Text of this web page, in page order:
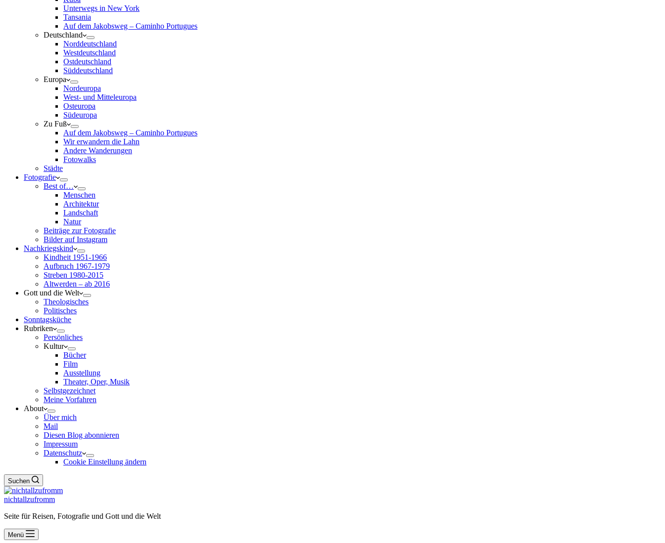
Unterwegs in New York
Tansania
Auf dem Jakobsweg – Caminho Portugues
Deutschland
Norddeutschland
Westdeutschland
Ostdeutschland
Süddeutschland
Europa
Nordeuropa
West- und Mitteleuropa
Osteuropa
Südeuropa
Zu Fuß
Auf dem Jakobsweg – Caminho Portugues
Wir erwandern die Lahn
Andere Wanderungen
Fotowalks
Städte
Fotografie
Best of…
Menschen
Architektur
Landschaft
Natur
Beiträge zur Fotografie
Bilder auf Instagram
Nachkriegskind
Kindheit 1951-1966
Aufbruch 1967-1979
Streben 1980-2015
Altwerden – ab 2016
Gott und die Welt
Theologisches
Politisches
Sonntagsküche
Rubriken
Persönliches
Kultur
Bücher
Film
Ausstellung
Theater, Oper, Musik
Selbstgezeichnet
Meine Vorfahren
About
Über mich
Mail
Diesen Blog abonnieren
Impressum
Datenschutz
Cookie Einstellung ändern
Suchen
nichtallzufromm
Seite für Reisen, Fotografie und Gott und die Welt
Menü